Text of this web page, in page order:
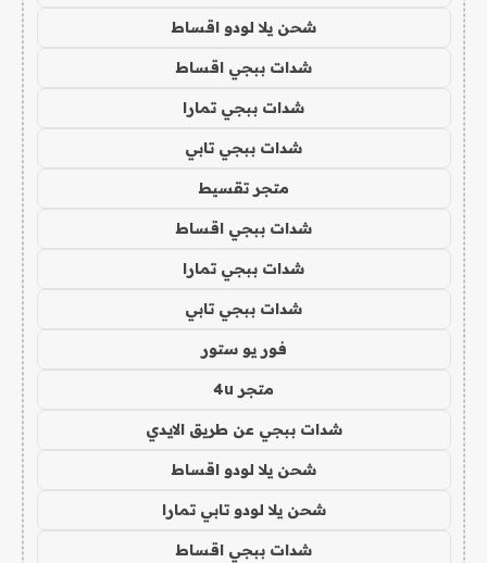
شحن يلا لودو اقساط
شدات ببجي اقساط
شدات ببجي تمارا
شدات ببجي تابي
متجر تقسيط
شدات ببجي اقساط
شدات ببجي تمارا
شدات ببجي تابي
فور يو ستور
متجر 4u
شدات ببجي عن طريق الايدي
شحن يلا لودو اقساط
شحن يلا لودو تابي تمارا
شدات ببجي اقساط